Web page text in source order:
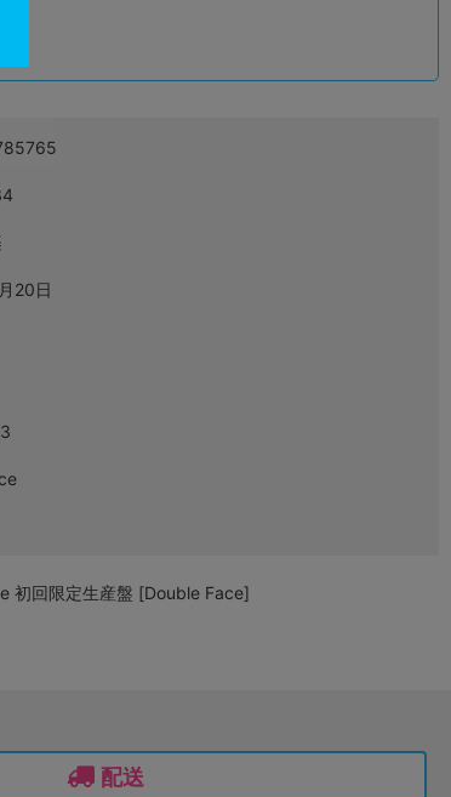
20日
初回限定生産盤 [Double Face]
配送